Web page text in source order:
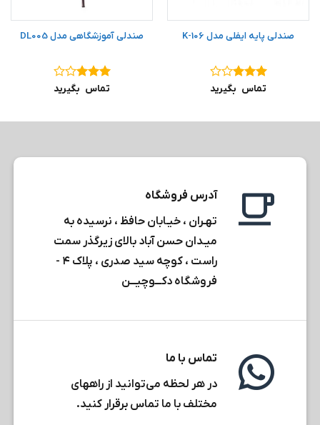
صندلی پایه ایفلی مدل 106-K
نمره ۳
تماس بگیرید
صندلی آموزشگاهی مدل DL005
نمره ۳
تماس بگیرید
آدرس فروشگاه
تهـران ، خیـابان حافظ ، نرسیده به
میـدان حسن آباد بالای زیرگذر سمت
راست ، کوچه سید صدری ، پلاک ۴ -
فروشگاه دکـــوچیـــن
تماس با ما
در هر لحظه می‌توانید از راههای
مختلف با ما تماس برقرار کنید.